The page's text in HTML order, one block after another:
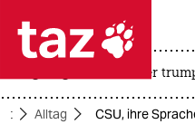
 taz
taz zahl
usa unter
Alltag CSU, ihre